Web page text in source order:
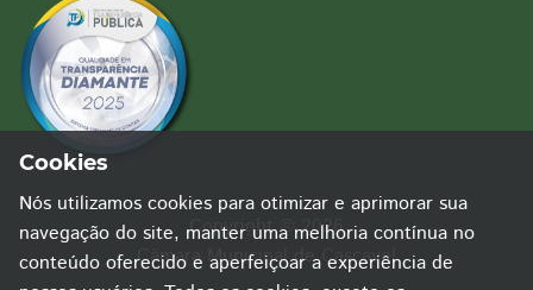
Copyright © 2026
Câmara Municipal de Cascavel
Cookies
Nós utilizamos cookies para otimizar e aprimorar sua
navegação do site, manter uma melhoria contínua no
conteúdo oferecido e aperfeiçoar a experiência de